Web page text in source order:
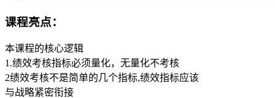
课程亮点：
本课程的核心逻辑
1.绩效考核指标必须量化，无量化不考核
2绩效考核不是简单的几个指标,绩效指标应该
与战略紧密衔接